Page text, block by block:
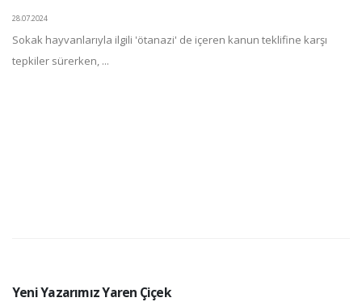
28.07.2024
Sokak hayvanlarıyla ilgili 'ötanazi' de içeren kanun teklifine karşı
tepkiler sürerken, ...
Yeni Yazarımız Yaren Çiçek